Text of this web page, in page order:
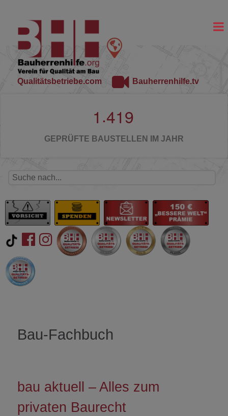
Qualitätsbetriebe.com Bauherrenhilfe.tv
1 .419
GEPRÜFTE BAUSTELLEN IM JAHR
Bau-Fachbuch
bau aktuell – Alles zum
privaten Baurecht